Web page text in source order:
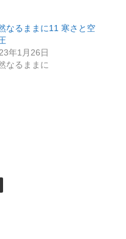
なるままに11 寒さと空
年1月26日
なるままに